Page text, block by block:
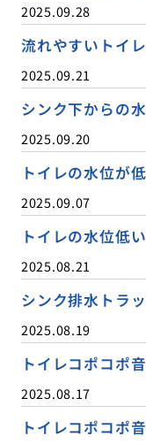
2025.09.28
流れやすいトイ
2025.09.21
シンク下からの
2025.09.20
トイレの水位が
2025.09.07
トイレの水位低
2025.08.21
シンク排水トラ
2025.08.19
トイレコポコポ
2025.08.17
トイレコポコポ